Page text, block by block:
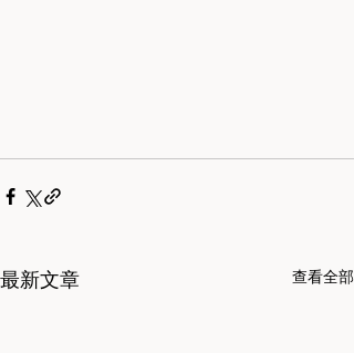
最新文章 查看全部